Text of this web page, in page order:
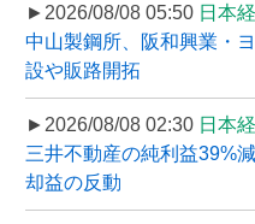
►2026/08/08 05:50 日本
中山製鋼所、阪和興業・
設や販路開拓
►2026/08/08 02:30 日本
三井不動産の純利益39%
却益の反動